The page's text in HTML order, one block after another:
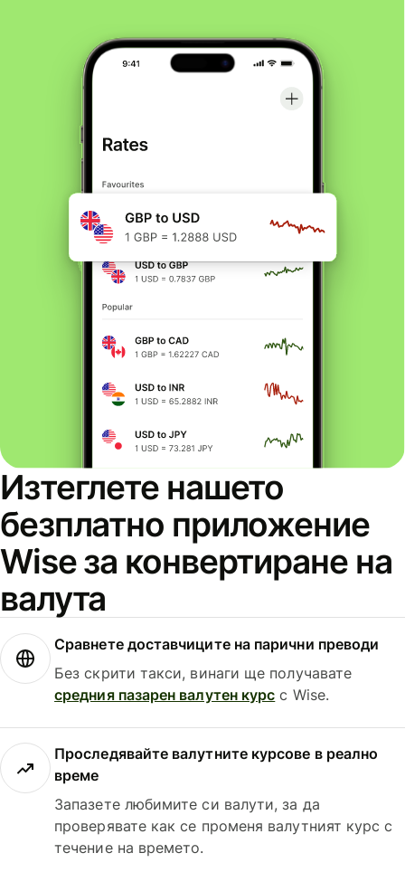
Изтеглете нашето
безплатно приложение
Wise за конвертиране на
валута
Сравнете доставчиците на парични преводи
Без скрити такси, винаги ще получавате
средния пазарен валутен курс с Wise.
Проследявайте валутните курсове в реално
време
Запазете любимите си валути, за да
проверявате как се променя валутният курс с
течение на времето.